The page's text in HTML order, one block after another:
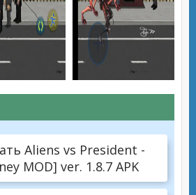
Aliens vs President -
MOD] ver. 1.8.7 APK